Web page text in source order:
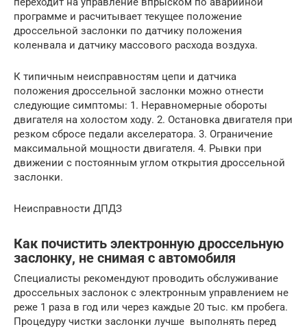
программе и расчитывает текущее положение
дроссельной заслонки по датчику положения
коленвала и датчику массового расхода воздуха.
К типичным неисправностям цепи и датчика
положения дроссельной заслонки можно отнести
следующие симптомы: 1. Неравномерные обороты
двигателя на холостом ходу. 2. Остановка двигателя при
резком сбросе педали акселератора. 3. Ограничение
максимальной мощности двигателя. 4. Рывки при
движении с постоянным углом открытия дроссельной
заслонки.
Неисправности ДПДЗ
Как почистить электронную дроссельную
заслонку, не снимая с автомобиля
Специалисты рекомендуют проводить обслуживание
дроссельных заслонок с электронным управлением не
реже 1 раза в год или через каждые 20 тыс. км пробега.
Процедуру чистки заслонки лучше выполнять перед